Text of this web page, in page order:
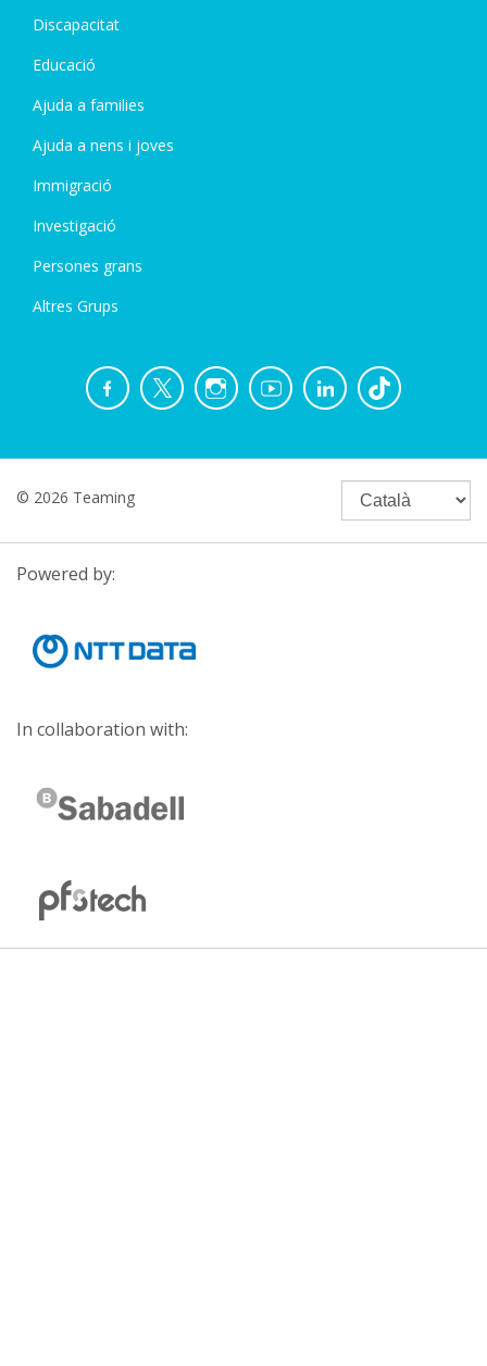
Discapacitat
Educació
Ajuda a families
Ajuda a nens i joves
Immigració
Investigació
Persones grans
Altres Grups
© 2026 Teaming
Powered by:
In collaboration with: